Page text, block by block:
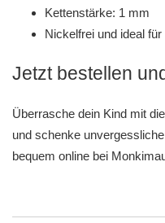
Kettenstärke: 1 mm
Nickelfrei und ideal
Jetzt bestellen
Überrasche dein Kind mit
und schenke
bequem online bei